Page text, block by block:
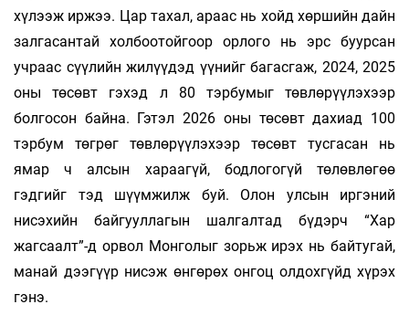
хүлээж иржээ. Цар тахал, араас нь хойд хөршийн дайн
залгасантай холбоотойгоор орлого нь эрс буурсан
учраас сүүлийн жилүүдэд үүнийг багасгаж, 2024, 2025
оны төсөвт гэхэд л 80 тэрбумыг төвлөрүүлэхээр
болгосон байна. Гэтэл 2026 оны төсөвт дахиад 100
тэрбум төгрөг төвлөрүүлэхээр төсөвт тусгасан нь
ямар ч алсын хараагүй, бодлогогүй төлөвлөгөө
гэдгийг тэд шүүмжилж буй. Олон улсын иргэний
нисэхийн байгууллагын шалгалтад бүдэрч “Хар
жагсаалт”-д орвол Монголыг зорьж ирэх нь байтугай,
манай дээгүүр нисэж өнгөрөх онгоц олдохгүйд хүрэх
гэнэ.